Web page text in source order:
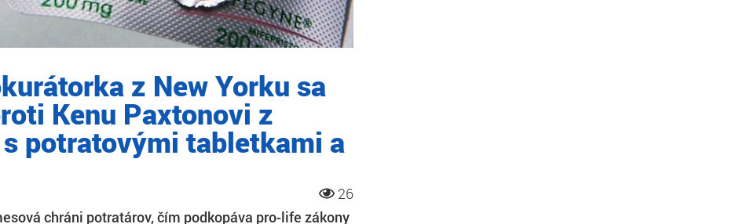
z New Yorku sa
Kenu Paxtonovi z
potratovými tabletkami a
26
chráni potratárov, čím podkopáva pro-life zákony